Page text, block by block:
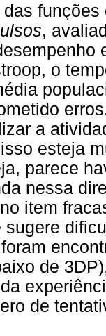
,
o
a
esteja
parece
nessa
item
de
de